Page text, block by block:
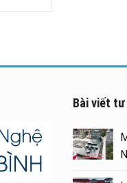
Bài viết tư